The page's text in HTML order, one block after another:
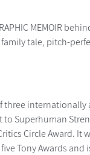
MEMOIR
tale, pitch-
internationally
to Superhuman
Circle Award. It
Tony Awards